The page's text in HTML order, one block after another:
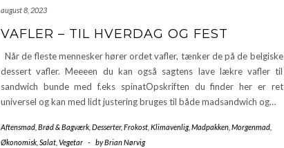
august 8, 2023
VAFLER – TIL HVERDAG OG FEST
Når de fleste mennesker hører ordet vafler, tænker de på de belgiske
dessert vafler. Meeeen du kan også sagtens lave lækre vafler til
sandwich bunde med f.eks spinatOpskriften du finder her er ret
universel og kan med lidt justering bruges til både madsandwich og…
Aftensmad, Brød & Bagværk, Desserter, Frokost, Klimavenlig, Madpakken, Morgenmad,
Økonomisk, Salat, Vegetar - byBrian Nørvig